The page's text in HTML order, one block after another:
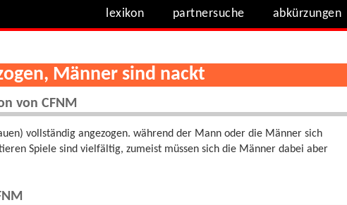
lexikon partnersuche abkürzungen
Männer sind nackt
von CFNM
vollständig angezogen. während der Mann oder die Männer sich
Spiele sind vielfältig, zumeist müssen sich die Männer dabei aber